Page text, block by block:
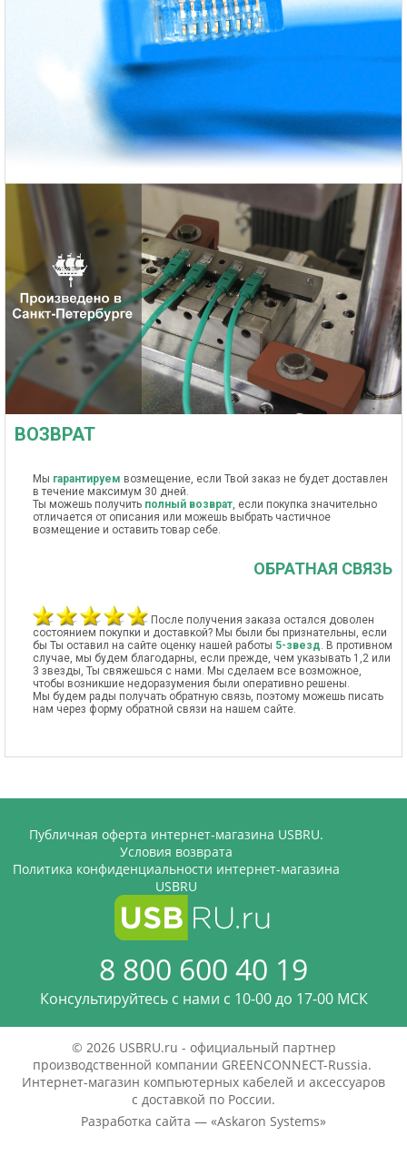
ВОЗВРАТ
Мы гарантируем возмещение, если Твой заказ не будет доставлен
в течение максимум 30 дней.
Ты можешь получить полный возврат , если покупка значительно
отличается от описания или можешь выбрать частичное
возмещение и оставить товар себе.
ОБРАТНАЯ СВЯЗЬ
После получения заказа остался доволен
состоянием покупки и доставкой? Мы были бы признательны, если
бы Ты оставил на сайте оценку нашей работы 5-звезд . В противном
случае, мы будем благодарны, если прежде, чем указывать 1,2 или
3 звезды, Ты свяжешься с нами. Мы сделаем все возможное,
чтобы возникшие недоразумения были оперативно решены.
Мы будем рады получать обратную связь, поэтому можешь писать
нам через форму обратной связи на нашем сайте.
Публичная оферта интернет-магазина USBRU.
Условия возврата
Политика конфиденциальности интернет-магазина
USBRU
8 800 600 40 19
Консультируйтесь с нами c 10-00 до 17-00 МСК
© 2026 USBRU.ru - официальный партнер
производственной компании GREENCONNECT-Russia.
Интернет-магазин компьютерных кабелей и аксессуаров
с доставкой по России.
Разработка сайта — «Askaron Systems»